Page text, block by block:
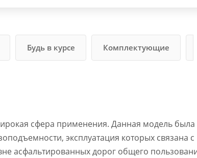
Будь в курсе Комплектующие
сфера применения. Данная модель была
эксплуатация которых связана с
асфальтированных дорог общего